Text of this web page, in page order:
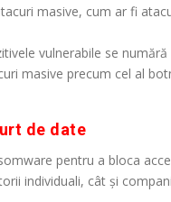
masive, cum ar fi
vulnerabile se
masive precum cel al
de date
pentru a bloca
individuali, cât și